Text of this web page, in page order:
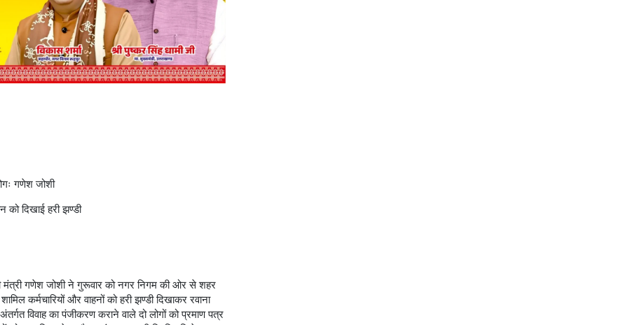
गणेश जोशी
दिखाई हरी झण्डी
गणेश जोशी ने गुरूवार को नगर निगम की ओर से शहर
कर्मचारियों और वाहनों को हरी झण्डी दिखाकर रवाना
विवाह का पंजीकरण कराने वाले दो लोगों को प्रमाण पत्र